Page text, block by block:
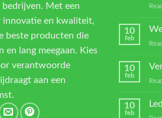
Met een
innovatie en kwaliteit,
beste producten die
en lang meegaan. Kies
verantwoorde
aan een
10
feb
10
feb
10
feb